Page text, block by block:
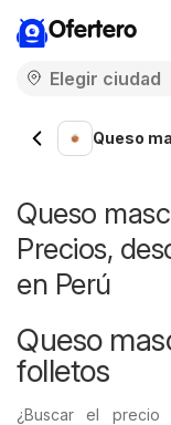
Ofertero
Queso
Queso
Precios,
en Perú
Queso
folletos
¿Buscar el precio